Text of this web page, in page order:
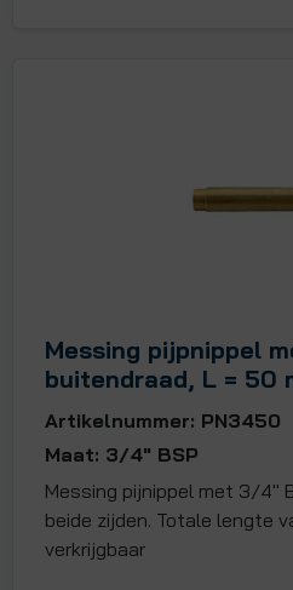
Messing pijpnippel
buitendraad, L = 50
Artikelnummer: PN3450
Maat: 3/4" BSP
Messing pijnippel met 3/4"
beide zijden. Totale lengte
verkrijgbaar